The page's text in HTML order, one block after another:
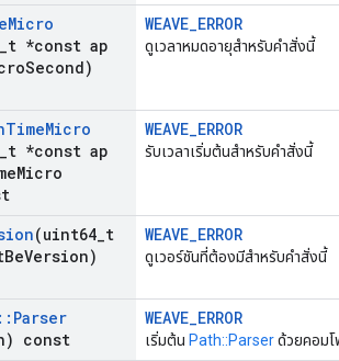
Micro
t *const ap
Second)
WEAVE_ERROR
ดูเวลาหมดอายุสำหรับคำสั่งนี้
TimeMicro
t *const ap
Micro
WEAVE_ERROR
รับเวลาเริ่มต้นสำหรับคำสั่งนี้
(uint64 t
BeVersion)
WEAVE_ERROR
ดูเวอร์ชันที่ต้องมีสำหรับคำสั่งนี้
:: Parser
const
WEAVE_ERROR
เริ่มต้น Path::Parserด้วยคอมโ